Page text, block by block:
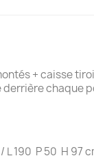
caisse tiroir
chaque
L 190 P 50 H 97